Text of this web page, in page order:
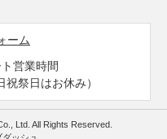
ーム
営業時間
祭日はお休み）
Ltd. All Rights Reserved.